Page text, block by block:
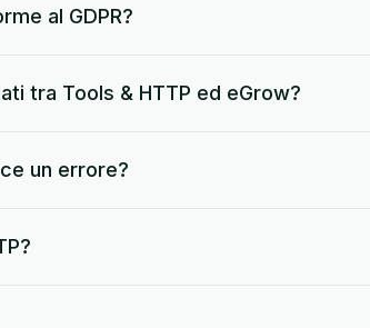
al GDPR?
tra Tools & HTTP ed eGrow?
un errore?